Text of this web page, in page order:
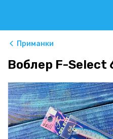
Приманки
Воблер F-Select